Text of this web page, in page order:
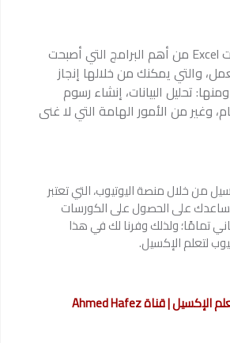
برنامج مايكوسوفت Excel من أهم البرامج التي أصبحت
والتي يمكنك من خلالها إنجاز
تحليل البيانات، إنشاء رسوم
وغير من الأمور الهامة التي لا غنى
من خلال منصة اليوتيوب، التي تعتبر
على الحصول على الكورسات
تمامًا؛ ولذلك وفرنا لك في هذا